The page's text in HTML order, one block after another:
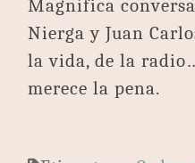
Magnífica
Nierga y Juan
la vida, de la
merece la pena.